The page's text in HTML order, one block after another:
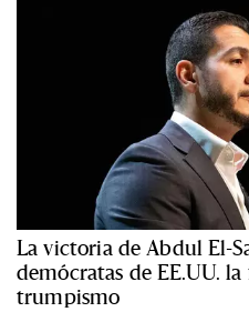
La victoria de Abdul El-
demócratas de EE.UU.
trumpismo